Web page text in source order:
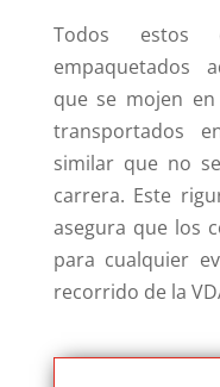
Todos estos
empaquetados
que se mojen
transportados
similar que no
carrera. Este
asegura que los
para cualquier
recorrido de la